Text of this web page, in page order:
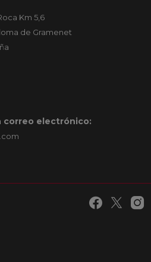
Km 5,6
de Gramenet
correo electrónico: